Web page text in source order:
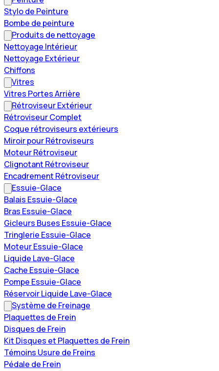
Stylo de Peinture
Bombe de peinture
Produits de nettoyage
Nettoyage Intérieur
Nettoyage Extérieur
Chiffons
Vitres
Vitres Portes Arrière
Rétroviseur Extérieur
Rétroviseur Complet
Coque rétroviseurs extérieurs
Miroir pour Rétroviseurs
Moteur Rétroviseur
Clignotant Rétroviseur
Encadrement Rétroviseur
Essuie-Glace
Balais Essuie-Glace
Bras Essuie-Glace
Gicleurs Buses Essuie-Glace
Tringlerie Essuie-Glace
Moteur Essuie-Glace
Liquide Lave-Glace
Cache Essuie-Glace
Pompe Essuie-Glace
Réservoir Liquide Lave-Glace
Système de Freinage
Plaquettes de Frein
Disques de Frein
Kit Disques et Plaquettes de Frein
Témoins Usure de Freins
Pédale de Frein